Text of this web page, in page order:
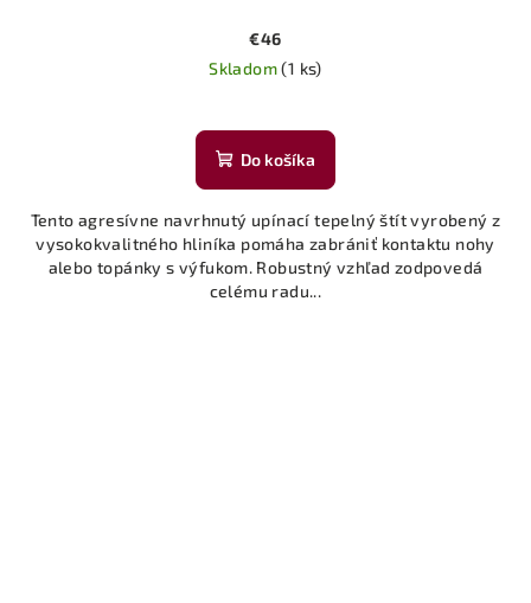
€46
Skladom(1 ks)
Do košíka
Tento agresívne navrhnutý upínací tepelný štít vyrobený z
vysokokvalitného hliníka pomáha zabrániť kontaktu nohy
alebo topánky s výfukom. Robustný vzhľad zodpovedá
celému radu...